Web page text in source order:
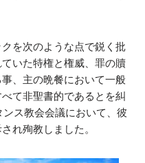
を次のような点で鋭く批
いた特権と権威、罪の贖
、主の晩餐において一般
て非聖書的であるとを糾
ス教会会議において、彼
れ殉教しました。